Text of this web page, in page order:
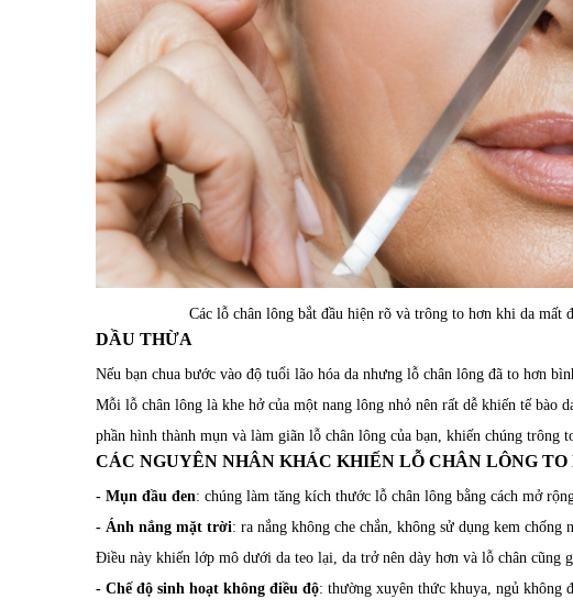
Các lỗ chân lông bắt đầu hiện rõ và trông to hơn khi da mất
DẦU THỪA
Nếu bạn chua bước vào độ tuổi lão hóa da nhưng lỗ chân lông đã to hơn
Mỗi lỗ chân lông là khe hở của một nang lông nhỏ nên rất dễ khiến tế bào
phần hình thành mụn và làm giãn lỗ chân lông của bạn, khiến chúng trông
CÁC NGUYÊN NHÂN KHÁC KHIẾN LỖ CHÂN LÔNG TO
- Mụn đầu đen: chúng làm tăng kích thước lỗ chân lông bằng cách mở
- Ánh nắng mặt trời: ra nắng không che chắn, không sử dụng kem
Điều này khiến lớp mô dưới da teo lại, da trở nên dày hơn và lỗ chân cũng
- Chế độ sinh hoạt không điều độ: thường xuyên thức khuya, ngủ không